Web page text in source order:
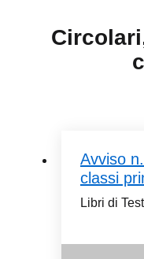
Avviso
classi
Libri di